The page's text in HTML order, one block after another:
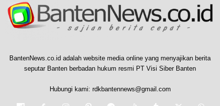
BantenNews.co.id adalah website media online yang menyajikan berita
seputar Banten berbadan hukum resmi PT Visi Siber Banten
Hubungi kami: rdkbantennews@gmail.com